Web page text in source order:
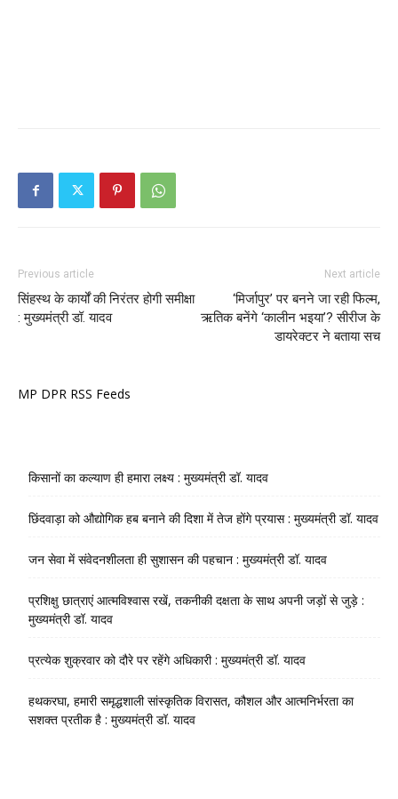
Previous article
सिंहस्थ के कार्यों की निरंतर होगी समीक्षा
: मुख्यमंत्री डॉ. यादव
Next article
‘मिर्जापुर’ पर बनने जा रही फिल्म,
ऋतिक बनेंगे ‘कालीन भइया’? सीरीज के
डायरेक्टर ने बताया सच
MP DPR RSS Feeds
किसानों का कल्याण ही हमारा लक्ष्य : मुख्यमंत्री डॉ. यादव
छिंदवाड़ा को औद्योगिक हब बनाने की दिशा में तेज होंगे प्रयास : मुख्यमंत्री डॉ. यादव
जन सेवा में संवेदनशीलता ही सुशासन की पहचान : मुख्यमंत्री डॉ. यादव
प्रशिक्षु छात्राएं आत्मविश्वास रखें, तकनीकी दक्षता के साथ अपनी जड़ों से जुड़े :
मुख्यमंत्री डॉ. यादव
प्रत्येक शुक्रवार को दौरे पर रहेंगे अधिकारी : मुख्यमंत्री डॉ. यादव
हथकरघा, हमारी समृद्धशाली सांस्कृतिक विरासत, कौशल और आत्मनिर्भरता का
सशक्त प्रतीक है : मुख्यमंत्री डॉ. यादव